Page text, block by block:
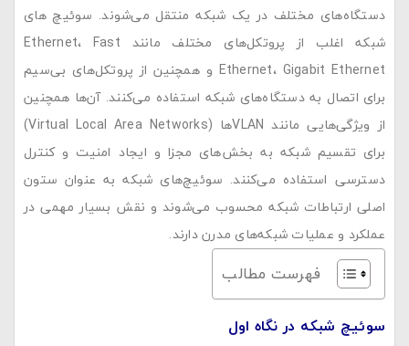
دستگاه‌های مختلف در یک شبکه منتقل می‌شوند. سوئیچ‌ های
شبکه اغلب از پروتکل‌های مختلف مانند Ethernet، Fast
Ethernet، Gigabit Ethernet و همچنین از پروتکل‌های بی‌سیم
برای اتصال به دستگاه‌های شبکه استفاده می‌کنند. آن‌ها همچنین
از ویژگی‌هایی مانند VLAN‌ها (Virtual Local Area Networks)
برای تقسیم شبکه به بخش‌های مجزا و ایجاد امنیت و کنترل
دسترسی استفاده می‌کنند. سوئیچ‌های شبکه به عنوان ستون
اصلی ارتباطات شبکه محسوب می‌شوند و نقش بسیار مهمی در
عملکرد و عملیات شبکه‌های مدرن دارند.
فهرست مطالب
سوئیچ شبکه در نگاه اول